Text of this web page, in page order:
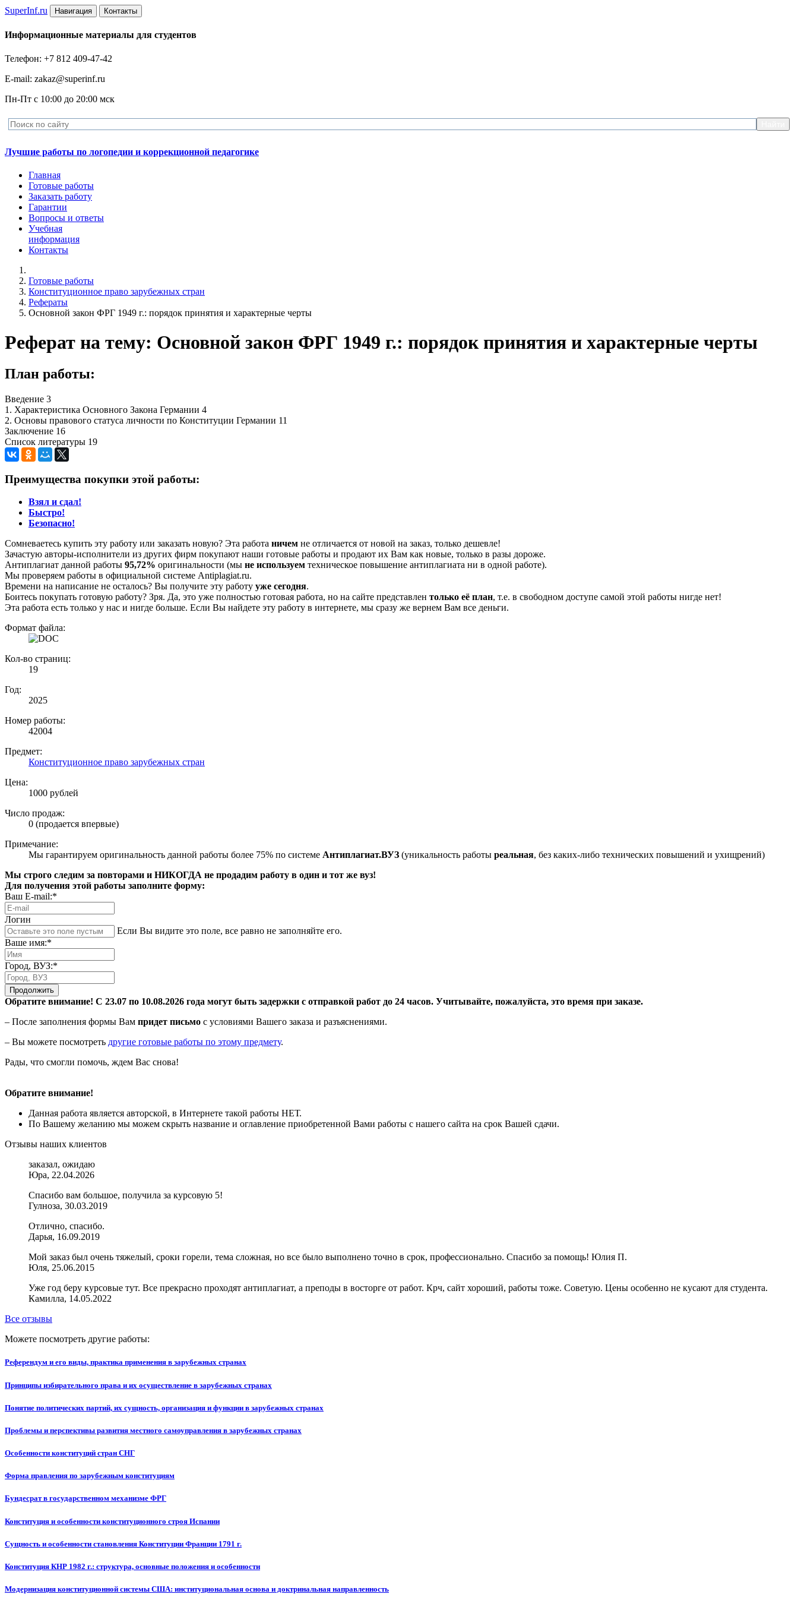
SuperInf.ru Навигация Контакты
Информационные материалы для студентов
Телефон: +7 812 409-47-42
E-mail: zakaz@superinf.ru
Пн-Пт с 10:00 до 20:00 мск
Лучшие работы по логопедии и коррекционной педагогике
Главная
Готовые работы
Заказать работу
Гарантии
Вопросы и ответы
Учебная
информация
Контакты
Готовые работы
Конституционное право зарубежных стран
Рефераты
Основной закон ФРГ 1949 г.: порядок принятия и характерные черты
Реферат на тему: Основной закон ФРГ 1949 г.: порядок принятия и характерные черты
План работы:
Введение 3
1. Характеристика Основного Закона Германии 4
2. Основы правового статуса личности по Конституции Германии 11
Заключение 16
Список литературы 19
Преимущества покупки этой работы:
Взял и сдал!
Быстро!
Безопасно!
Сомневаетесь купить эту работу или заказать новую? Эта работа ничем не отличается от новой на заказ, только дешевле!
Зачастую авторы-исполнители из других фирм покупают наши готовые работы и продают их Вам как новые, только в разы дороже.
Антиплагиат данной работы 95,72% оригинальности (мы не используем техническое повышение антиплагиата ни в одной работе).
Мы проверяем работы в официальной системе Аntiplagiat.ru.
Времени на написание не осталось? Вы получите эту работу уже сегодня.
Боитесь покупать готовую работу? Зря. Да, это уже полностью готовая работа, но на сайте представлен только её план, т.е. в свободном доступе самой этой работы нигде нет!
Эта работа есть только у нас и нигде больше. Если Вы найдете эту работу в интернете, мы сразу же вернем Вам все деньги.
Формат файла:
Кол-во страниц:
19
Год:
2025
Номер работы:
42004
Предмет:
Конституционное право зарубежных стран
Цена:
1000 рублей
Число продаж:
0 (продается впервые)
Примечание:
Мы гарантируем оригинальность данной работы более 75% по системе Антиплагиат.ВУЗ (уникальность работы реальная, без каких-либо технических повышений и ухищрений)
Мы строго следим за повторами и НИКОГДА не продадим работу в один и тот же вуз!
Для получения этой работы заполните форму:
Ваш E-mail:*
Логин
Если Вы видите это поле, все равно не заполняйте его.
Ваше имя:*
Город, ВУЗ:*
Продолжить
Обратите внимание! С 23.07 по 10.08.2026 года могут быть задержки с отправкой работ до 24 часов. Учитывайте, пожалуйста, это время при заказе.
– После заполнения формы Вам придет письмо с условиями Вашего заказа и разъяснениями.
– Вы можете посмотреть другие готовые работы по этому предмету.
Рады, что смогли помочь, ждем Вас снова!
Обратите внимание!
Данная работа является авторской, в Интернете такой работы НЕТ.
По Вашему желанию мы можем скрыть название и оглавление приобретенной Вами работы с нашего сайта на срок Вашей сдачи.
Отзывы наших клиентов
заказал, ожидаю
Юра, 22.04.2026
Спасибо вам большое, получила за курсовую 5!
Гулноза, 30.03.2019
Отлично, спасибо.
Дарья, 16.09.2019
Мой заказ был очень тяжелый, сроки горели, тема сложная, но все было выполнено точно в срок, профессионально. Спасибо за помощь! Юлия П.
Юля, 25.06.2015
Уже год беру курсовые тут. Все прекрасно проходят антиплагиат, а преподы в восторге от работ. Крч, сайт хороший, работы тоже. Советую. Цены особенно не кусают для студента.
Камилла, 14.05.2022
Все отзывы
Можете посмотреть другие работы:
Референдум и его виды, практика применения в зарубежных странах
Принципы избирательного права и их осуществление в зарубежных странах
Понятие политических партий, их сущность, организация и функции в зарубежных странах
Проблемы и перспективы развития местного самоуправления в зарубежных странах
Особенности конституций стран СНГ
Форма правления по зарубежным конституциям
Бундесрат в государственном механизме ФРГ
Конституция и особенности конституционного строя Испании
Сущность и особенности становления Конституции Франции 1791 г.
Конституция КНР 1982 г.: структура, основные положения и особенности
Модернизация конституционной системы США: институциональная основа и доктринальная направленность